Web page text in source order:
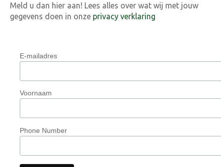
Meld u dan hier aan! Lees alles over wat wij met jouw
gegevens doen in onze privacy verklaring
E-mailadres
Voornaam
Phone Number